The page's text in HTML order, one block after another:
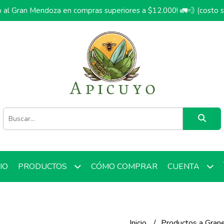
al Gran Mendoza en compras superiores a $12.000! 🚛💨 (costo
PRODUCTOS CÓMO COMPRAR CUENTA